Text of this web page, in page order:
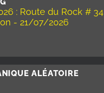
: Route du Rock # 34
- 21/07/2026
ALÉATOIRE